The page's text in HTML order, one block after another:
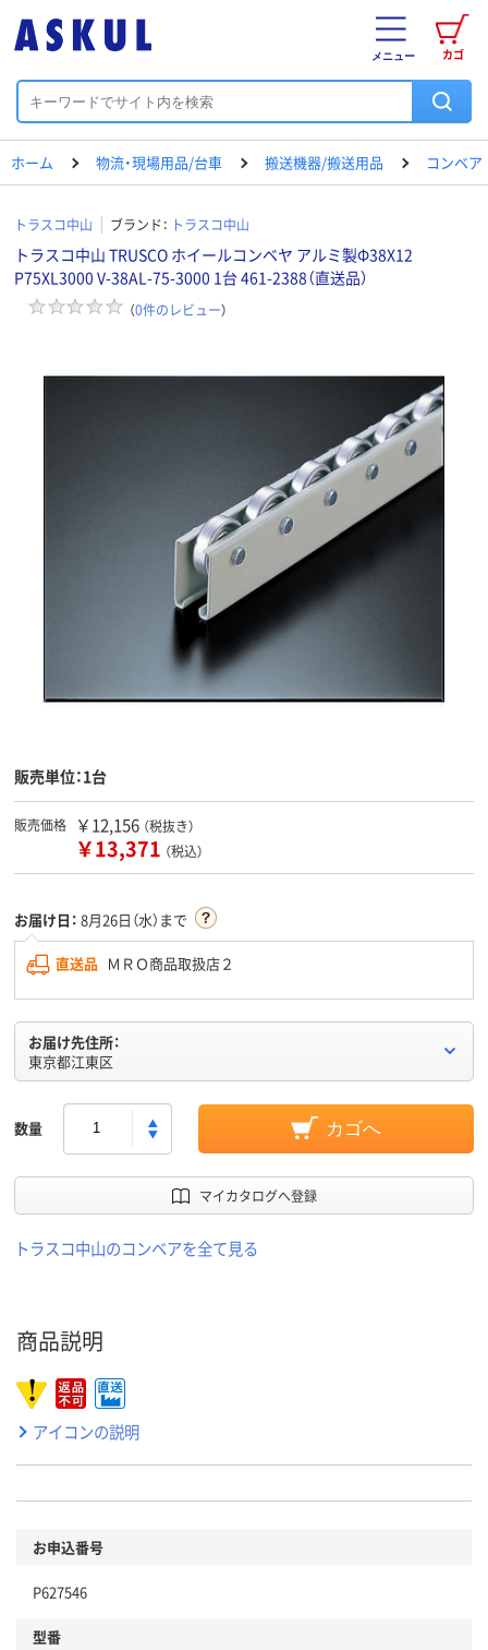
カゴ
メニュー
ホーム 物流・現場用品/台車 搬送機器/搬送用品 コンベア
トラスコ中山 ブランド： トラスコ中山
トラスコ中山 TRUSCO ホイールコンベヤ アルミ製Φ38X12
P75XL3000 V-38AL-75-3000 1台 461-2388（直送品）
（0件のレビュー）
販売単位：1台
販売価格 ￥12,156 （税抜き）
￥13,371 （税込）
お届け日： 8月26日（水）まで
直送品 ＭＲＯ商品取扱店２
お届け先住所：
東京都江東区
数量 カゴへ
マイカタログへ登録
トラスコ中山のコンベアを全て見る
商品説明
アイコンの説明
お申込番号
P627546
型番